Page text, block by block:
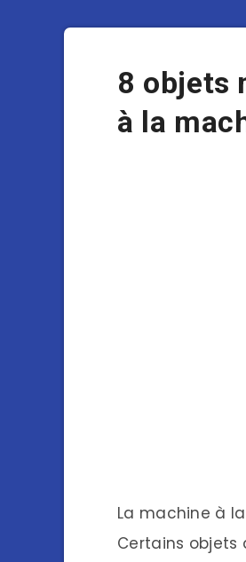
8 objets
à la
La machine à
Certains objets